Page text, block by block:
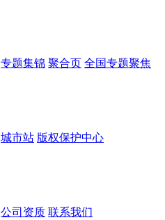
专题集锦 聚合页 全国专题聚焦
城市站 版权保护中心
公司资质 联系我们